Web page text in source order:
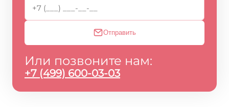
Отправить
Или позвоните нам:
+7 (499) 600-03-03